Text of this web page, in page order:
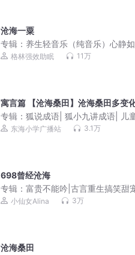
沧海一粟
专辑： 养生轻音乐（纯音乐）心静
格林强效助眠 11万
寓言篇 【沧海桑田】沧海桑田多变
专辑：狐说成语| 狐小九讲成语| 儿
语启蒙
东海小学广播站 3.1万
698曾经沧海
专辑：富贵不能吟|古言重生搞笑甜
谋悬疑|青铜穗原著|小仙女多人有声
小仙女Alina 3万
沧海桑田